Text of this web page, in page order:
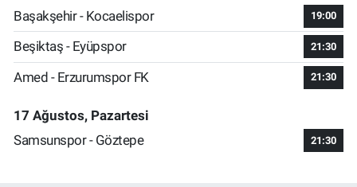
Başakşehir - Kocaelispor
19:00
Beşiktaş - Eyüpspor 21:30
Amed - Erzurumspor FK 21:30
17 Ağustos, Pazartesi
Samsunspor - Göztepe
21:30